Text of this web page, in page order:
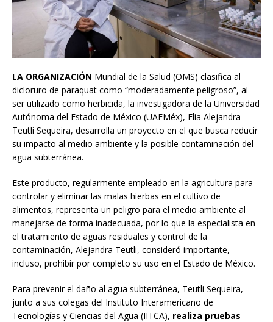
LA ORGANIZACIÓN Mundial de la Salud (OMS) clasifica al
dicloruro de paraquat como “moderadamente peligroso”, al
ser utilizado como herbicida, la investigadora de la Universidad
Autónoma del Estado de México (UAEMéx), Elia Alejandra
Teutli Sequeira, desarrolla un proyecto en el que busca reducir
su impacto al medio ambiente y la posible contaminación del
agua subterránea.
Este producto, regularmente empleado en la agricultura para
controlar y eliminar las malas hierbas en el cultivo de
alimentos, representa un peligro para el medio ambiente al
manejarse de forma inadecuada, por lo que la especialista en
el tratamiento de aguas residuales y control de la
contaminación, Alejandra Teutli, consideró importante,
incluso, prohibir por completo su uso en el Estado de México.
Para prevenir el daño al agua subterránea, Teutli Sequeira,
junto a sus colegas del Instituto Interamericano de
Tecnologías y Ciencias del Agua (IITCA), realiza pruebas